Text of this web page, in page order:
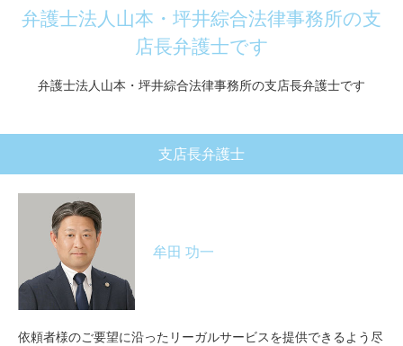
弁護士法人山本・坪井綜合法律事務所の支
店長弁護士です
弁護士法人山本・坪井綜合法律事務所の支店長弁護士です
支店長弁護士
牟田 功一
依頼者様のご要望に沿ったリーガルサービスを提供できるよう尽
その他